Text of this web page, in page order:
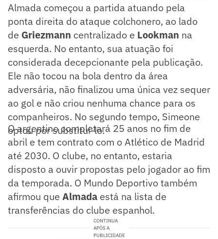
Almada começou a partida atuando pela
ponta direita do ataque colchonero, ao lado
de Griezmann centralizado e Lookman na
esquerda. No entanto, sua atuação foi
considerada decepcionante pela publicação.
Ele não tocou na bola dentro da área
adversária, não finalizou uma única vez sequer
ao gol e não criou nenhuma chance para os
companheiros. No segundo tempo, Simeone
optou por substituí-lo.
O argentino completará 25 anos no fim de
abril e tem contrato com o Atlético de Madrid
até 2030. O clube, no entanto, estaria
disposto a ouvir propostas pelo jogador ao fim
da temporada. O Mundo Deportivo também
afirmou que Almada está na lista de
transferências do clube espanhol.
CONTINUA
APÓS A
PUBLICIDADE